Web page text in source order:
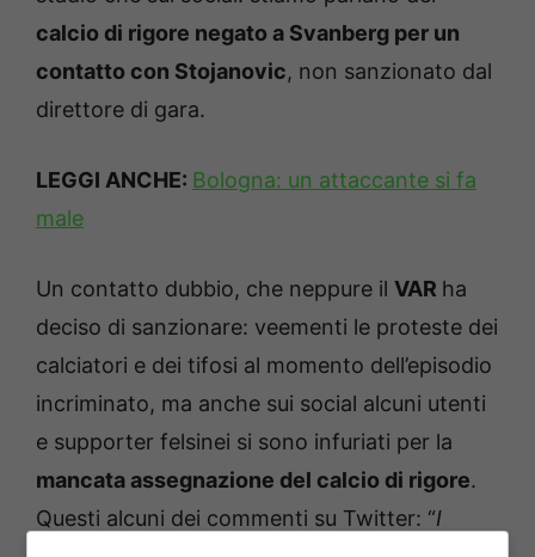
calcio di rigore negato a Svanberg per un
contatto con Stojanovic, non sanzionato dal
direttore di gara.
LEGGI ANCHE: Bologna: un attaccante si fa
male
Un contatto dubbio, che neppure il VAR ha
deciso di sanzionare: veementi le proteste dei
calciatori e dei tifosi al momento dell’episodio
incriminato, ma anche sui social alcuni utenti
e supporter felsinei si sono infuriati per la
mancata assegnazione del calcio di rigore.
Questi alcuni dei commenti su Twitter: “I